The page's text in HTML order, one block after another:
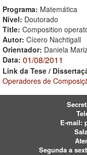
Programa: Matemática
Nível: Doutorado
Title: Composition
Autor: Cícero Nachtigall
Orientador: Daniela
Data: 01/08/2011
Link da Tese /
Operadores de
E-mail:
Segunda a